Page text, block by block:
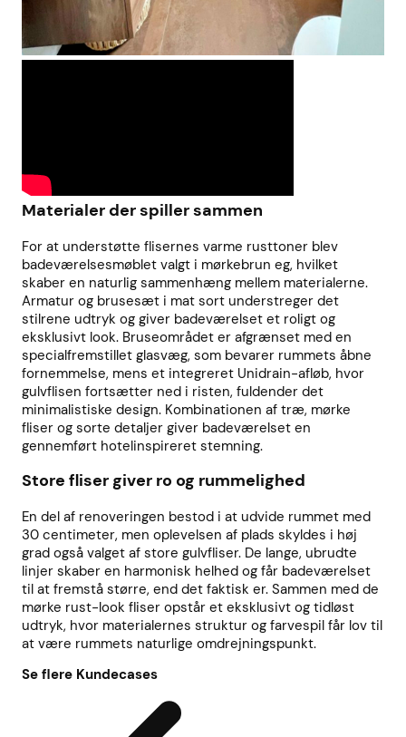
Materialer der spiller sammen
For at understøtte flisernes varme rusttoner blev
badeværelsesmøblet valgt i mørkebrun eg, hvilket
skaber en naturlig sammenhæng mellem materialerne.
Armatur og brusesæt i mat sort understreger det
stilrene udtryk og giver badeværelset et roligt og
eksklusivt look. Bruseområdet er afgrænset med en
specialfremstillet glasvæg, som bevarer rummets åbne
fornemmelse, mens et integreret Unidrain-afløb, hvor
gulvflisen fortsætter ned i risten, fuldender det
minimalistiske design. Kombinationen af træ, mørke
fliser og sorte detaljer giver badeværelset en
gennemført hotelinspireret stemning.
Store fliser giver ro og rummelighed
En del af renoveringen bestod i at udvide rummet med
30 centimeter, men oplevelsen af plads skyldes i høj
grad også valget af store gulvfliser. De lange, ubrudte
linjer skaber en harmonisk helhed og får badeværelset
til at fremstå større, end det faktisk er. Sammen med de
mørke rust-look fliser opstår et eksklusivt og tidløst
udtryk, hvor materialernes struktur og farvespil får lov til
at være rummets naturlige omdrejningspunkt.
Se flere Kundecases